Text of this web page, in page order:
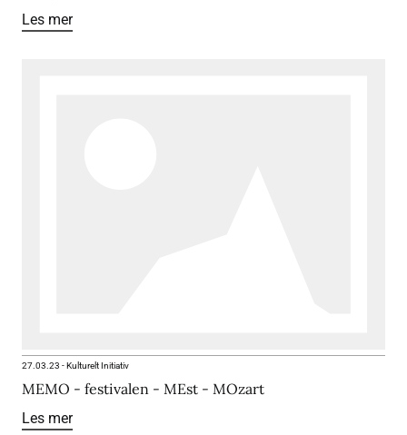
Les mer
27.03.23 -Kulturelt Initiativ
MEMO - festivalen - MEst - MOzart
Les mer